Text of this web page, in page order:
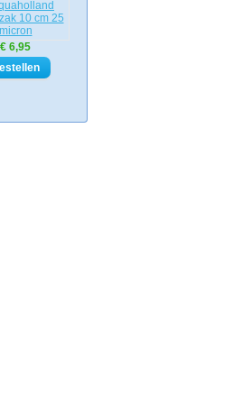
€ 6,95